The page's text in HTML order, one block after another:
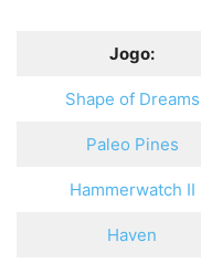
Jogo:
Shape of Dreams
Paleo Pines
Hammerwatch II
Haven